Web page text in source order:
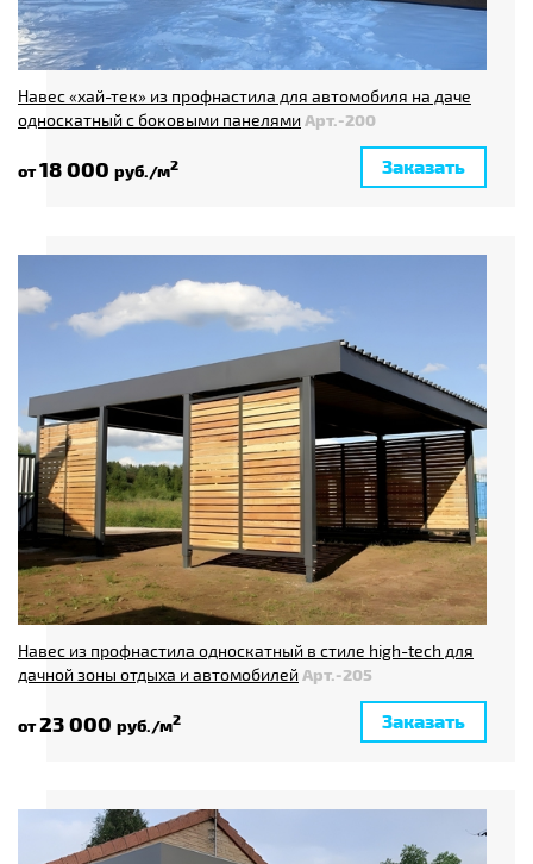
Навес «хай-тек» из профнастила для автомобиля на даче
односкатный с боковыми панелямиАрт.-200
от18 000 руб./м2 Заказать
Навес из профнастила односкатный в стиле high-tech для
дачной зоны отдыха и автомобилейАрт.-205
от23 000 руб./м2 Заказать